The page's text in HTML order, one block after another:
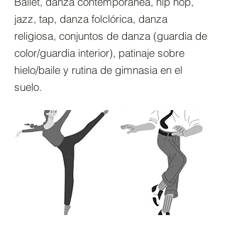
jazz, tap, danza folclórica, danza
religiosa, conjuntos de danza (guardia de
color/guardia interior), patinaje sobre
hielo/baile y rutina de gimnasia en el
suelo.